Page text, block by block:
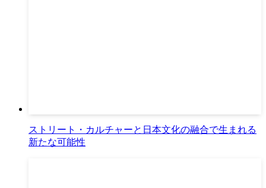
ストリート・カルチャーと日本文化の融合で生まれる
新たな可能性